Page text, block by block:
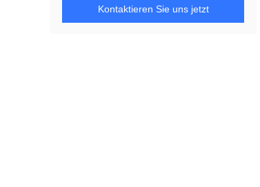
Kontaktieren Sie uns jetzt